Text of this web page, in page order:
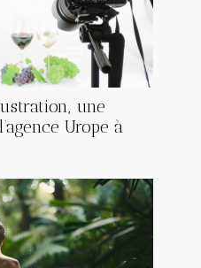
une
Urope à